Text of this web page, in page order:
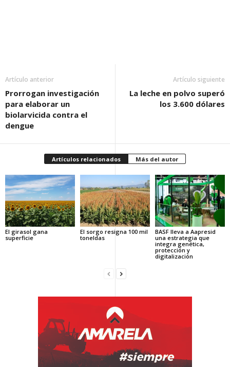
Artículo anterior
Prorrogan investigación
para elaborar un
biolarvicida contra el
dengue
Artículo siguiente
La leche en polvo superó
los 3.600 dólares
Artículos relacionados Más del autor
El girasol gana
superficie
El sorgo resigna 100 mil
toneldas
BASF lleva a Aapresid
una estrategia que
integra genética,
protección y
digitalización